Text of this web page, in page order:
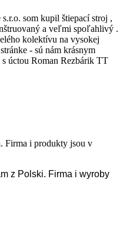
som kupil štiepací stroj ,
a veľmi spoľahlivý .
kolektívu na vysokej
- sú nám krásnym
úctou Roman Rezbárik TT
Firma i produkty jsou v
z Polski. Firma i wyroby